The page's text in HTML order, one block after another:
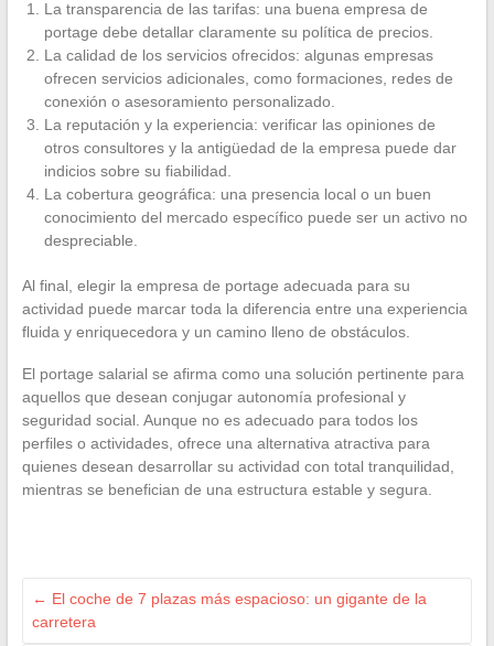
La transparencia de las tarifas: una buena empresa de
portage debe detallar claramente su política de precios.
La calidad de los servicios ofrecidos: algunas empresas
ofrecen servicios adicionales, como formaciones, redes de
conexión o asesoramiento personalizado.
La reputación y la experiencia: verificar las opiniones de
otros consultores y la antigüedad de la empresa puede dar
indicios sobre su fiabilidad.
La cobertura geográfica: una presencia local o un buen
conocimiento del mercado específico puede ser un activo no
despreciable.
Al final, elegir la empresa de portage adecuada para su
actividad puede marcar toda la diferencia entre una experiencia
fluida y enriquecedora y un camino lleno de obstáculos.
El portage salarial se afirma como una solución pertinente para
aquellos que desean conjugar autonomía profesional y
seguridad social. Aunque no es adecuado para todos los
perfiles o actividades, ofrece una alternativa atractiva para
quienes desean desarrollar su actividad con total tranquilidad,
mientras se benefician de una estructura estable y segura.
← El coche de 7 plazas más espacioso: un gigante de la
carretera